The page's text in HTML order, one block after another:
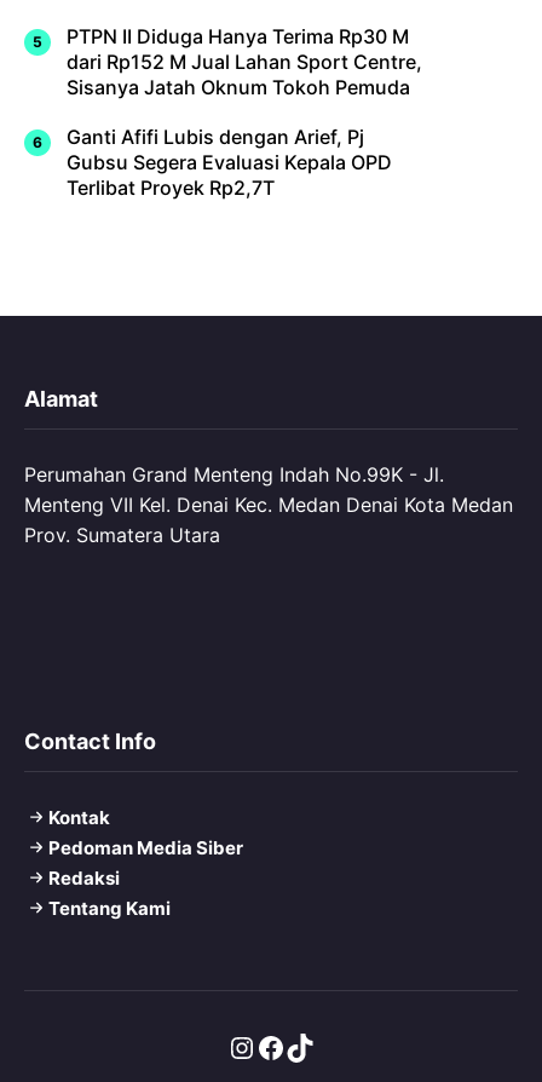
PTPN II Diduga Hanya Terima Rp30 M
dari Rp152 M Jual Lahan Sport Centre,
Sisanya Jatah Oknum Tokoh Pemuda
Ganti Afifi Lubis dengan Arief, Pj
Gubsu Segera Evaluasi Kepala OPD
Terlibat Proyek Rp2,7T
Alamat
Perumahan Grand Menteng Indah No.99K - Jl.
Menteng VII Kel. Denai Kec. Medan Denai Kota Medan
Prov. Sumatera Utara
Contact Info
Kontak
Pedoman Media Siber
Redaksi
Tentang Kami
Instagram
Facebook
TikTok